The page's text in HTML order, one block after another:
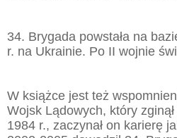
34. Brygada powstała na
r. na Ukrainie. Po II wojnie
W książce jest też
Wojsk Lądowych, który
1984 r., zaczynał on karierę